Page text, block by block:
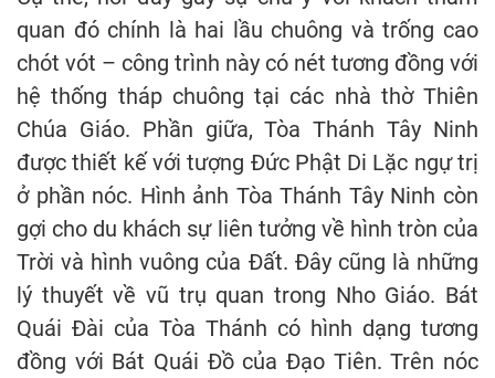
quan đó chính là hai lầu chuông và trống cao
chót vót – công trình này có nét tương đồng với
hệ thống tháp chuông tại các nhà thờ Thiên
Chúa Giáo. Phần giữa, Tòa Thánh Tây Ninh
được thiết kế với tượng Đức Phật Di Lặc ngự trị
ở phần nóc. Hình ảnh Tòa Thánh Tây Ninh còn
gợi cho du khách sự liên tưởng về hình tròn của
Trời và hình vuông của Đất. Đây cũng là những
lý thuyết về vũ trụ quan trong Nho Giáo. Bát
Quái Đài của Tòa Thánh có hình dạng tương
đồng với Bát Quái Đồ của Đạo Tiên. Trên nóc